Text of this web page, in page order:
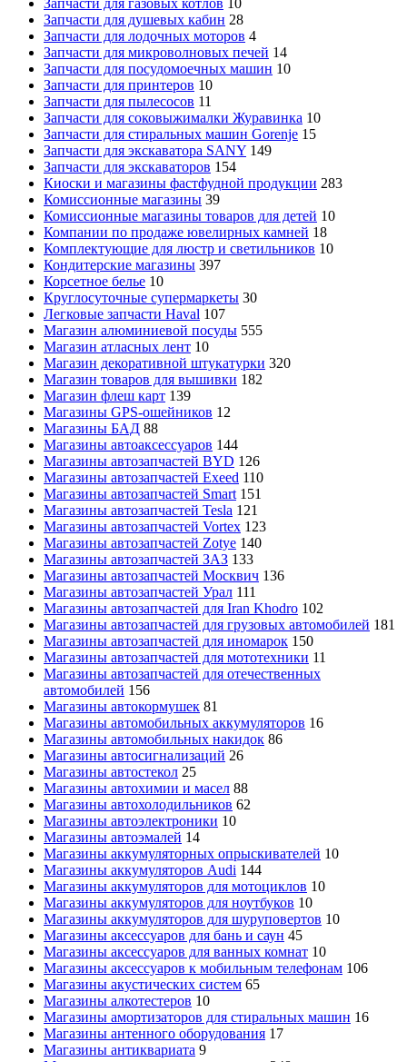
Запчасти для душевых кабин 28
Запчасти для лодочных моторов 4
Запчасти для микроволновых печей 14
Запчасти для посудомоечных машин 10
Запчасти для принтеров 10
Запчасти для пылесосов 11
Запчасти для соковыжималки Журавинка 10
Запчасти для стиральных машин Gorenje 15
Запчасти для экскаватора SANY 149
Запчасти для экскаваторов 154
Киоски и магазины фастфудной продукции 283
Комиссионные магазины 39
Комиссионные магазины товаров для детей 10
Компании по продаже ювелирных камней 18
Комплектующие для люстр и светильников 10
Кондитерские магазины 397
Корсетное белье 10
Круглосуточные супермаркеты 30
Легковые запчасти Haval 107
Магазин алюминиевой посуды 555
Магазин атласных лент 10
Магазин декоративной штукатурки 320
Магазин товаров для вышивки 182
Магазин флеш карт 139
Магазины GPS-ошейников 12
Магазины БАД 88
Магазины автоаксессуаров 144
Магазины автозапчастей BYD 126
Магазины автозапчастей Exeed 110
Магазины автозапчастей Smart 151
Магазины автозапчастей Tesla 121
Магазины автозапчастей Vortex 123
Магазины автозапчастей Zotye 140
Магазины автозапчастей ЗАЗ 133
Магазины автозапчастей Москвич 136
Магазины автозапчастей Урал 111
Магазины автозапчастей для Iran Khodro 102
Магазины автозапчастей для грузовых автомобилей 181
Магазины автозапчастей для иномарок 150
Магазины автозапчастей для мототехники 11
Магазины автозапчастей для отечественных
автомобилей 156
Магазины автокормушек 81
Магазины автомобильных аккумуляторов 16
Магазины автомобильных накидок 86
Магазины автосигнализаций 26
Магазины автостекол 25
Магазины автохимии и масел 88
Магазины автохолодильников 62
Магазины автоэлектроники 10
Магазины автоэмалей 14
Магазины аккумуляторных опрыскивателей 10
Магазины аккумуляторов Audi 144
Магазины аккумуляторов для мотоциклов 10
Магазины аккумуляторов для ноутбуков 10
Магазины аккумуляторов для шуруповертов 10
Магазины аксессуаров для бань и саун 45
Магазины аксессуаров для ванных комнат 10
Магазины аксессуаров к мобильным телефонам 106
Магазины акустических систем 65
Магазины алкотестеров 10
Магазины амортизаторов для стиральных машин 16
Магазины антенного оборудования 17
Магазины антиквариата 9